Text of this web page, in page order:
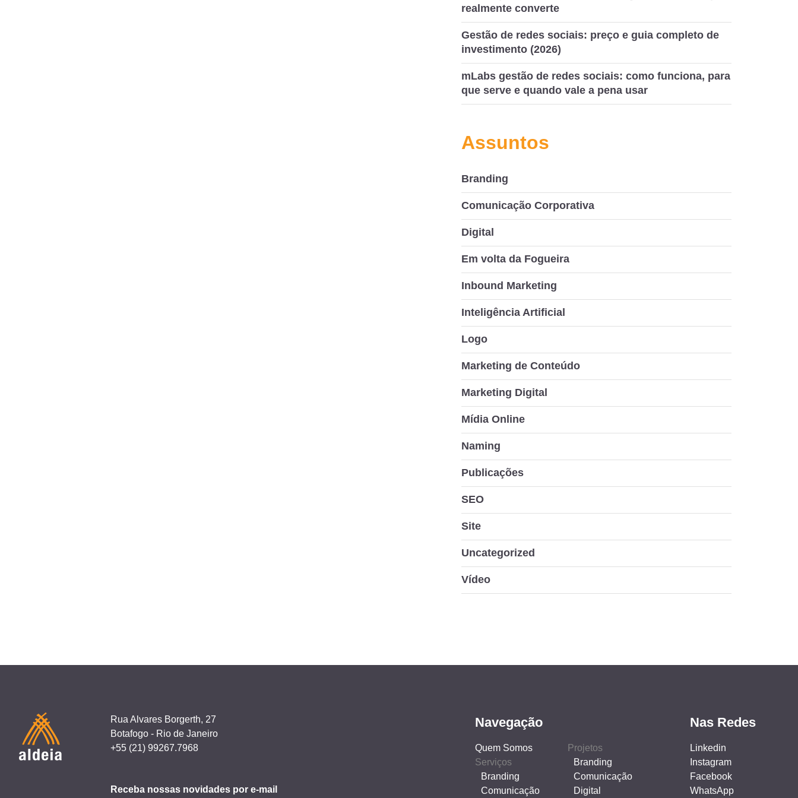
realmente converte
Gestão de redes sociais: preço e guia completo de
investimento (2026)
mLabs gestão de redes sociais: como funciona, para
que serve e quando vale a pena usar
Assuntos
Branding
Comunicação Corporativa
Digital
Em volta da Fogueira
Inbound Marketing
Inteligência Artificial
Logo
Marketing de Conteúdo
Marketing Digital
Mídia Online
Naming
Publicações
SEO
Site
Uncategorized
Vídeo
Rua Alvares Borgerth, 27
Botafogo - Rio de Janeiro
+55 (21) 99267.7968
Receba nossas novidades por e-mail
Navegação
Quem Somos
Serviços
Branding
Comunicação
Projetos
Branding
Comunicação
Digital
Nas Redes
Linkedin
Instagram
Facebook
WhatsApp